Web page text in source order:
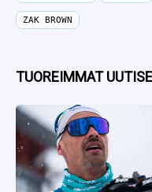
ZAK BROWN
TUOREIMMAT